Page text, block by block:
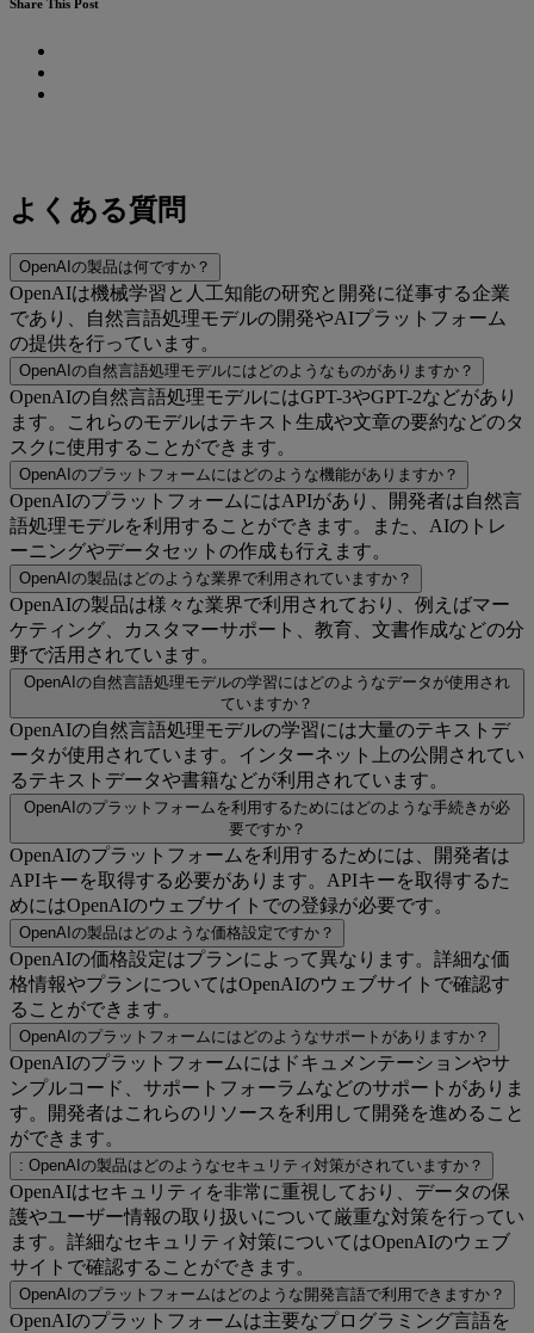
Share This Post
よくある質問
OpenAIの製品は何ですか？
OpenAIは機械学習と人工知能の研究と開発に従事する企業
であり、自然言語処理モデルの開発やAIプラットフォーム
の提供を行っています。
OpenAIの自然言語処理モデルにはどのようなものがありますか？
OpenAIの自然言語処理モデルにはGPT-3やGPT-2などがあり
ます。これらのモデルはテキスト生成や文章の要約などのタ
スクに使用することができます。
OpenAIのプラットフォームにはどのような機能がありますか？
OpenAIのプラットフォームにはAPIがあり、開発者は自然言
語処理モデルを利用することができます。また、AIのトレ
ーニングやデータセットの作成も行えます。
OpenAIの製品はどのような業界で利用されていますか？
OpenAIの製品は様々な業界で利用されており、例えばマー
ケティング、カスタマーサポート、教育、文書作成などの分
野で活用されています。
OpenAIの自然言語処理モデルの学習にはどのようなデータが使用され
ていますか？
OpenAIの自然言語処理モデルの学習には大量のテキストデ
ータが使用されています。インターネット上の公開されてい
るテキストデータや書籍などが利用されています。
OpenAIのプラットフォームを利用するためにはどのような手続きが必
要ですか？
OpenAIのプラットフォームを利用するためには、開発者は
APIキーを取得する必要があります。APIキーを取得するた
めにはOpenAIのウェブサイトでの登録が必要です。
OpenAIの製品はどのような価格設定ですか？
OpenAIの価格設定はプランによって異なります。詳細な価
格情報やプランについてはOpenAIのウェブサイトで確認す
ることができます。
OpenAIのプラットフォームにはどのようなサポートがありますか？
OpenAIのプラットフォームにはドキュメンテーションやサ
ンプルコード、サポートフォーラムなどのサポートがありま
す。開発者はこれらのリソースを利用して開発を進めること
ができます。
: OpenAIの製品はどのようなセキュリティ対策がされていますか？
OpenAIはセキュリティを非常に重視しており、データの保
護やユーザー情報の取り扱いについて厳重な対策を行ってい
ます。詳細なセキュリティ対策についてはOpenAIのウェブ
サイトで確認することができます。
OpenAIのプラットフォームはどのような開発言語で利用できますか？
OpenAIのプラットフォームは主要なプログラミング言語を